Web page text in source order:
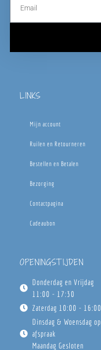
LINKS
Mijn account
Ruilen en Retourneren
Bestellen en Betalen
Bezorging
Contactpagina
Cadeaubon
OPENINGSTIJDEN
Donderdag en Vrijdag
11:00 - 17:30
Zaterdag 10:00 - 16:00
Dinsdag & Woensdag op
afspraak
Maandag Gesloten